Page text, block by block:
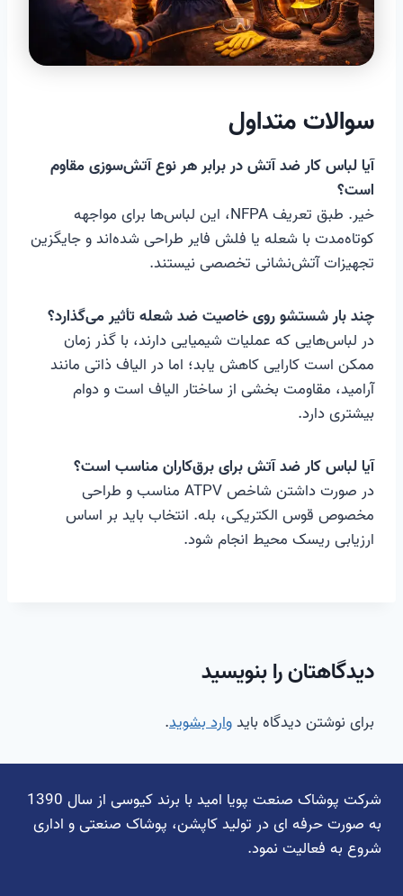
سوالات متداول
آیا لباس کار ضد آتش در برابر هر نوع آتش‌سوزی مقاوم
است؟
خیر. طبق تعریف NFPA، این لباس‌ها برای مواجهه
کوتاه‌مدت با شعله یا فلش فایر طراحی شده‌اند و جایگزین
تجهیزات آتش‌نشانی تخصصی نیستند.
چند بار شستشو روی خاصیت ضد شعله تأثیر می‌گذارد؟
در لباس‌هایی که عملیات شیمیایی دارند، با گذر زمان
ممکن است کارایی کاهش یابد؛ اما در الیاف ذاتی مانند
آرامید، مقاومت بخشی از ساختار الیاف است و دوام
بیشتری دارد.
آیا لباس کار ضد آتش برای برق‌کاران مناسب است؟
در صورت داشتن شاخص ATPV مناسب و طراحی
مخصوص قوس الکتریکی، بله. انتخاب باید بر اساس
ارزیابی ریسک محیط انجام شود.
دیدگاهتان را بنویسید
برای نوشتن دیدگاه بایدوارد بشوید.
شرکت پوشاک صنعت پویا امید با برند کیوسی از سال 1390
به صورت حرفه ای در تولید کاپشن، پوشاک صنعتی و اداری
شروع به فعالیت نمود.